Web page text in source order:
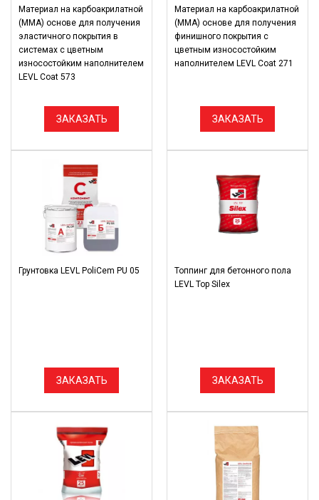
Материал на карбоакрилатной
(ММА) основе для получения
эластичного покрытия в
системах с цветным
износостойким наполнителем
LEVL Coat 573
ЗАКАЗАТЬ
Материал на карбоакрилатной
(ММА) основе для получения
финишного покрытия с
цветным износостойким
наполнителем LEVL Coat 271
ЗАКАЗАТЬ
Грунтовка LEVL PoliCem PU 05
ЗАКАЗАТЬ
Топпинг для бетонного пола
LEVL Top Silex
ЗАКАЗАТЬ